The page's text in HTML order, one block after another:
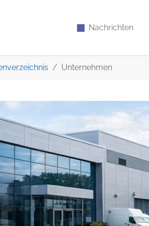
Nachrichten
Unternehmen